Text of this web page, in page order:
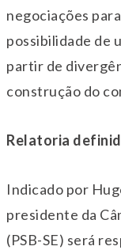
negociações
possibilidade de
partir de
construção do
Relatoria
Indicado por
presidente da
(PSB-SE) será